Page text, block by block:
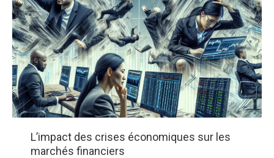
L’impact des crises économiques sur les
marchés financiers